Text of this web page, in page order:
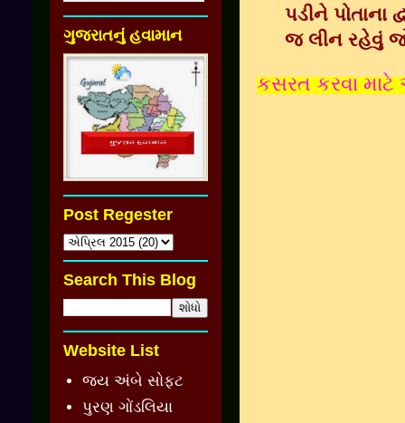
પડીને પોતાના
જ લીન રહેવું
કસરત કરવા માટે
ગુજરાતનું હવામાન
Post Regester
Search This Blog
Website List
જય અંબે સોફ્ટ
પુરણ ગોંડલિયા